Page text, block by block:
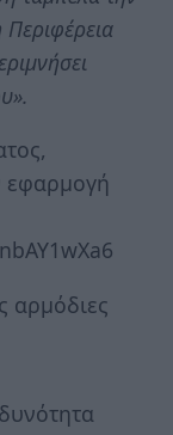
εφαρμογή
αρμόδιες